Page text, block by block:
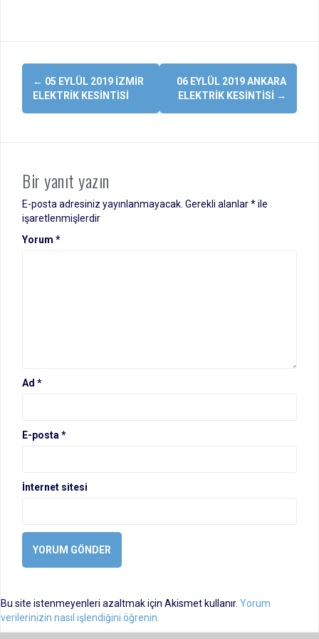
Yazı
dolaşımı
← 05 EYLÜL 2019 İZMIR
ELEKTRIK KESINTISI
06 EYLÜL 2019 ANKARA
ELEKTRIK KESINTISI →
Bir yanıt yazın
E-posta adresiniz yayınlanmayacak. Gerekli alanlar*ile
işaretlenmişlerdir
Yorum *
Ad *
E-posta *
İnternet sitesi
Bu site istenmeyenleri azaltmak için Akismet kullanır. Yorum
verilerinizin nasıl işlendiğini öğrenin.